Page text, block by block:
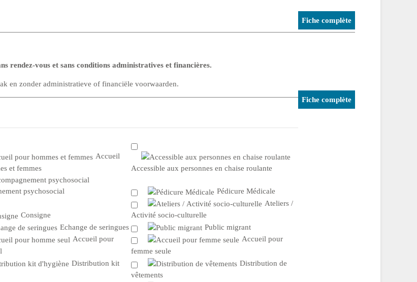
Fiche complète
rendez-vous et sans conditions administratives et financières.
en zonder administratieve of financiële voorwaarden.
Fiche complète
Accueil
et femmes
Accessible aux personnes en chaise roulante
psychosocial Pédicure Médicale
Consigne
Ateliers /
Activité socio-culturelle
Echange de seringues Public migrant
Accueil pour
Accueil pour
femme seule
Distribution kit
Distribution de
vêtements